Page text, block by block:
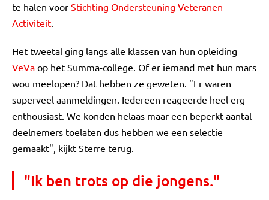
te halen voor Stichting Ondersteuning Veteranen
Activiteit.
Het tweetal ging langs alle klassen van hun opleiding
VeVa op het Summa-college. Of er iemand met hun mars
wou meelopen? Dat hebben ze geweten. "Er waren
superveel aanmeldingen. Iedereen reageerde heel erg
enthousiast. We konden helaas maar een beperkt aantal
deelnemers toelaten dus hebben we een selectie
gemaakt", kijkt Sterre terug.
"Ik ben trots op die jongens."